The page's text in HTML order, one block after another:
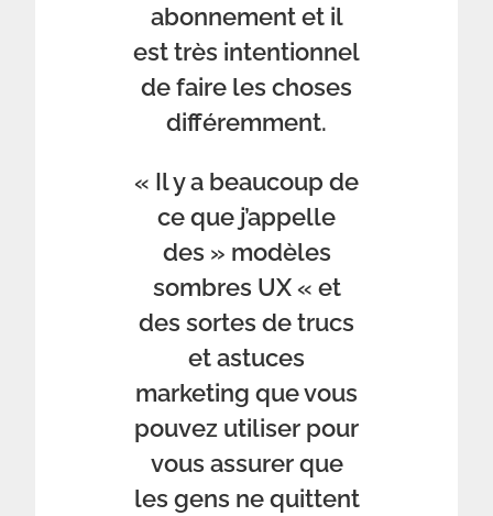
abonnement et il
est très intentionnel
de faire les choses
différemment.
« Il y a beaucoup de
ce que j’appelle
des » modèles
sombres UX « et
des sortes de trucs
et astuces
marketing que vous
pouvez utiliser pour
vous assurer que
les gens ne quittent